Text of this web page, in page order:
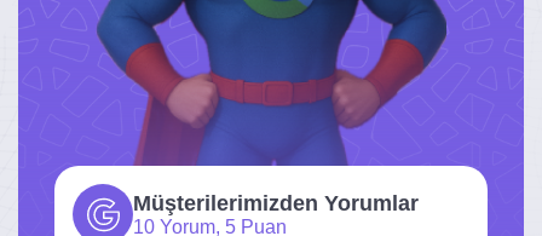
Müşterilerimizden Yorumlar
10 Yorum, 5 Puan